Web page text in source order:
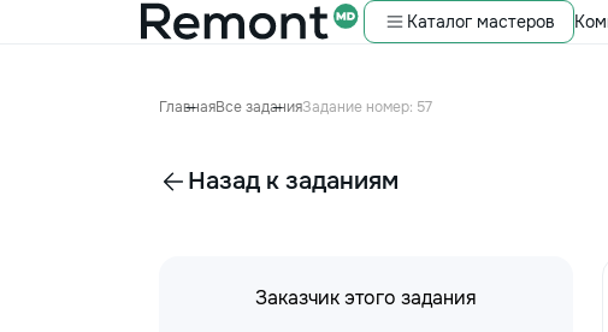
Каталог мастеров
ГлавнаяВсе заданияЗадание номер: 57
Назад к заданиям
Заказчик этого задания